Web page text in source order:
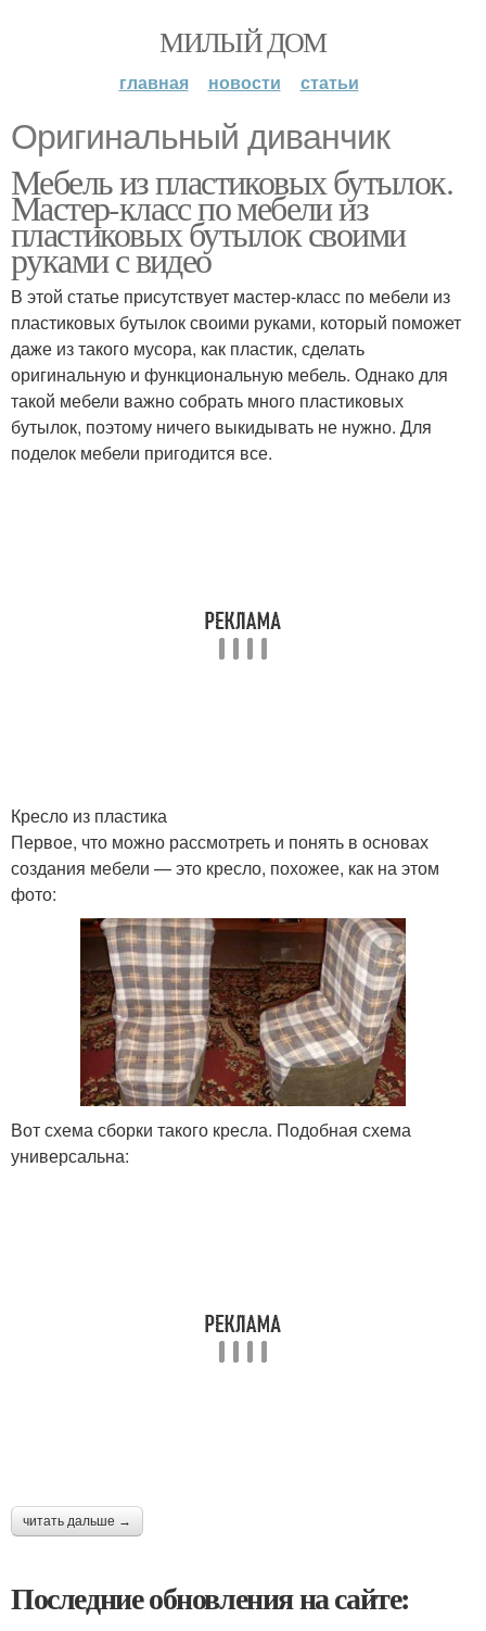
МИЛЫЙ ДОМ
главная новости статьи
Оригинальный диванчик
Мебель из пластиковых бутылок.
Мастер-класс по мебели из
пластиковых бутылок своими
руками с видео
В этой статье присутствует мастер-класс по мебели из
пластиковых бутылок своими руками, который поможет
даже из такого мусора, как пластик, сделать
оригинальную и функциональную мебель. Однако для
такой мебели важно собрать много пластиковых
бутылок, поэтому ничего выкидывать не нужно. Для
поделок мебели пригодится все.
Кресло из пластика
Первое, что можно рассмотреть и понять в основах
создания мебели — это кресло, похожее, как на этом
фото:
Вот схема сборки такого кресла. Подобная схема
универсальна:
читать дальше →
Последние обновления на сайте: